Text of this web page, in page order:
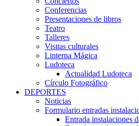
Conferencias
Presentaciones de libros
Teatro
Talleres
Visitas culturales
Linterna Mágica
Ludoteca
Actualidad Ludoteca
Círculo Fotográfico
DEPORTES
Noticias
Formulario entradas
Entrada instalaciones